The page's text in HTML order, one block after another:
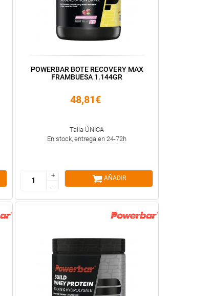
POWERBAR BOTE RECOVERY MAX
FRAMBUESA 1.144GR
48,81€
Talla ÚNICA
En stock, entrega en 24-72h
+
-
+
-
AÑADIR